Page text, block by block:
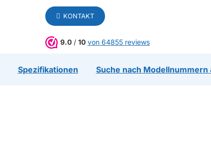
KONTAKT
9.0 / 10 von 64855 reviews
Spezifikationen Suche nach